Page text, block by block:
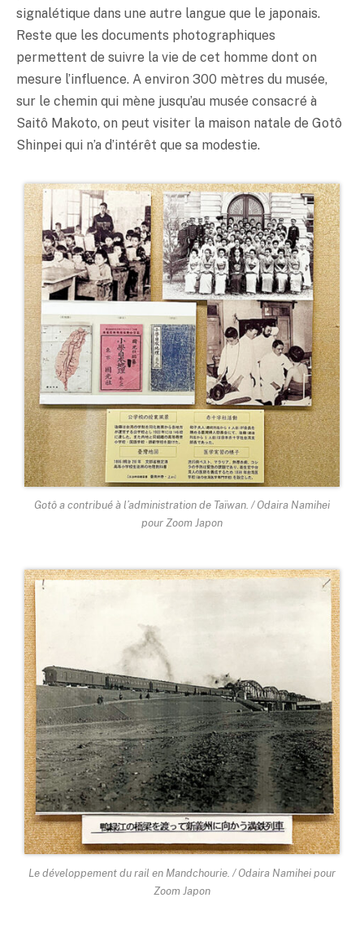
signalétique dans une autre langue que le japonais.
Reste que les documents photographiques
permettent de suivre la vie de cet homme dont on
mesure l’influence. A environ 300 mètres du musée,
sur le chemin qui mène jusqu’au musée consacré à
Saitô Makoto, on peut visiter la maison natale de Gotô
Shinpei qui n’a d’intérêt que sa modestie.
Gotô a contribué à l’administration de Taïwan. / Odaira Namihei
pour Zoom Japon
Le développement du rail en Mandchourie. / Odaira Namihei pour
Zoom Japon